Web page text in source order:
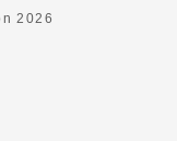
2026